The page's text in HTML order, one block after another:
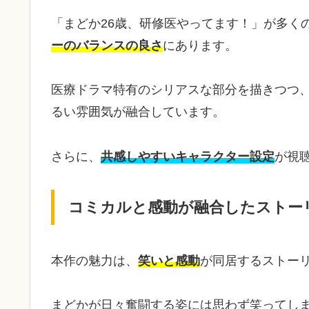
「まどか26歳、研修医やってます！」が多
ーのバランスの良さにあります。
医療ドラマ特有のシリアスな部分を描きつつ
るい雰囲気が融合しています。
さらに、 共感しやすいキャラクター設定が視
コミカルと感動が融合したストー
本作の魅力は、 笑いと感動が同居するストー
まどかが日々奮闘する姿には思わず笑ってし